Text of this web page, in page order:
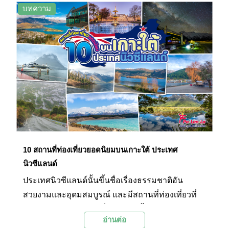
บทความ
10 สถานที่ท่องเที่ยวยอดนิยมบนเกาะใต้ ประเทศ
นิวซีแลนด์
ประเทศนิวซีแลนด์นั้นขึ้นชื่อเรื่องธรรมชาติอัน
สวยงามและอุดมสมบูรณ์ และมีสถานที่ท่องเที่ยวที่
และเกาะใต้ โดยจุดเด่นของเกาะเหนือคืออุทยาน
อ่านต่อ